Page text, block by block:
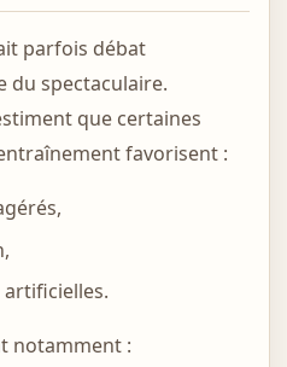
parfois débat
du spectaculaire.
que certaines
favorisent :
notamment :